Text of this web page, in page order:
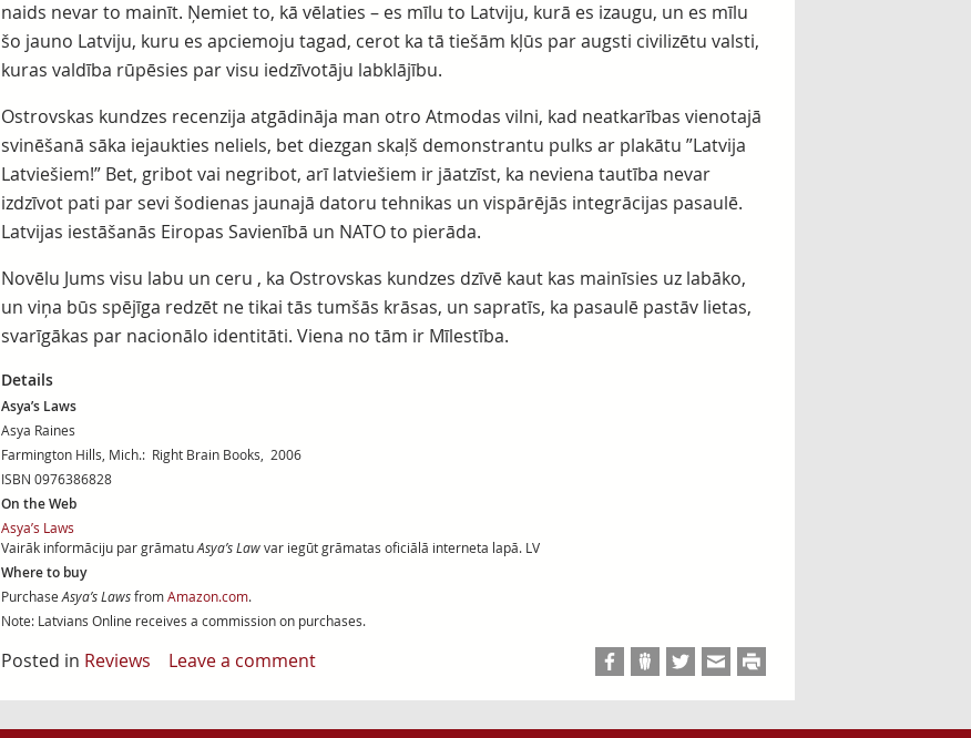
naids nevar to mainīt. Ņemiet to, kā vēlaties – es mīlu to Latviju, kurā es izaugu, un es mīlu
šo jauno Latviju, kuru es apciemoju tagad, cerot ka tā tiešām kļūs par augsti civilizētu valsti,
kuras valdība rūpēsies par visu iedzīvotāju labklājību.
Ostrovskas kundzes recenzija atgādināja man otro Atmodas vilni, kad neatkarības vienotajā
svinēšanā sāka iejaukties neliels, bet diezgan skaļš demonstrantu pulks ar plakātu ”Latvija
Latviešiem!” Bet, gribot vai negribot, arī latviešiem ir jāatzīst, ka neviena tautība nevar
izdzīvot pati par sevi šodienas jaunajā datoru tehnikas un vispārējās integrācijas pasaulē.
Latvijas iestāšanās Eiropas Savienībā un NATO to pierāda.
Novēlu Jums visu labu un ceru , ka Ostrovskas kundzes dzīvē kaut kas mainīsies uz labāko,
un viņa būs spējīga redzēt ne tikai tās tumšās krāsas, un sapratīs, ka pasaulē pastāv lietas,
svarīgākas par nacionālo identitāti. Viena no tām ir Mīlestība.
Details
Asya’s Laws
Asya Raines
Farmington Hills, Mich.: Right Brain Books, 2006
ISBN 0976386828
On the Web
Asya’s Laws
Vairāk informāciju par grāmatuAsya’s Lawvar iegūt grāmatas oficiālā interneta lapā. LV
Where to buy
PurchaseAsya’s LawsfromAmazon.com.
Note: Latvians Online receives a commission on purchases.
Posted in Reviews Leave a comment